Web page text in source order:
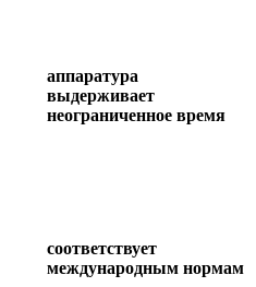
аппаратура
выдерживает
неограниченное время
соответствует
международным нормам